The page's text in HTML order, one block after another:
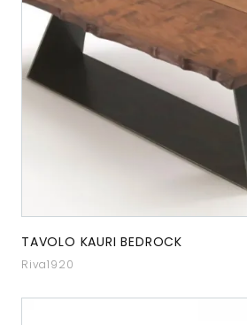
TAVOLO KAURI BEDROCK
Riva1920